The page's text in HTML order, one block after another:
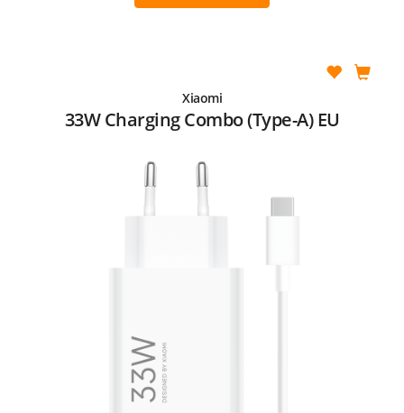
Xiaomi
33W Charging Combo (Type-A) EU